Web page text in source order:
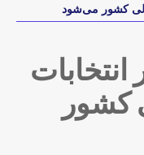
کشور می‌شود
کشور